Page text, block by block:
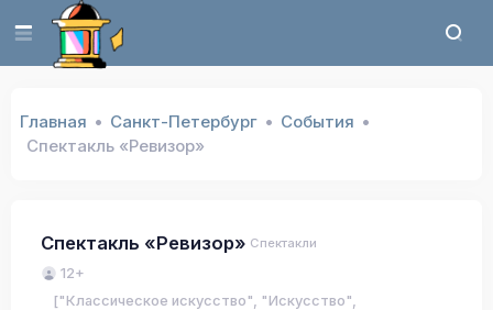
Главная Санкт-Петербург
События
Спектакль «Ревизор»
Спектакль «Ревизор» Спектакли
12+
["Классическое искусство", "Искусство",